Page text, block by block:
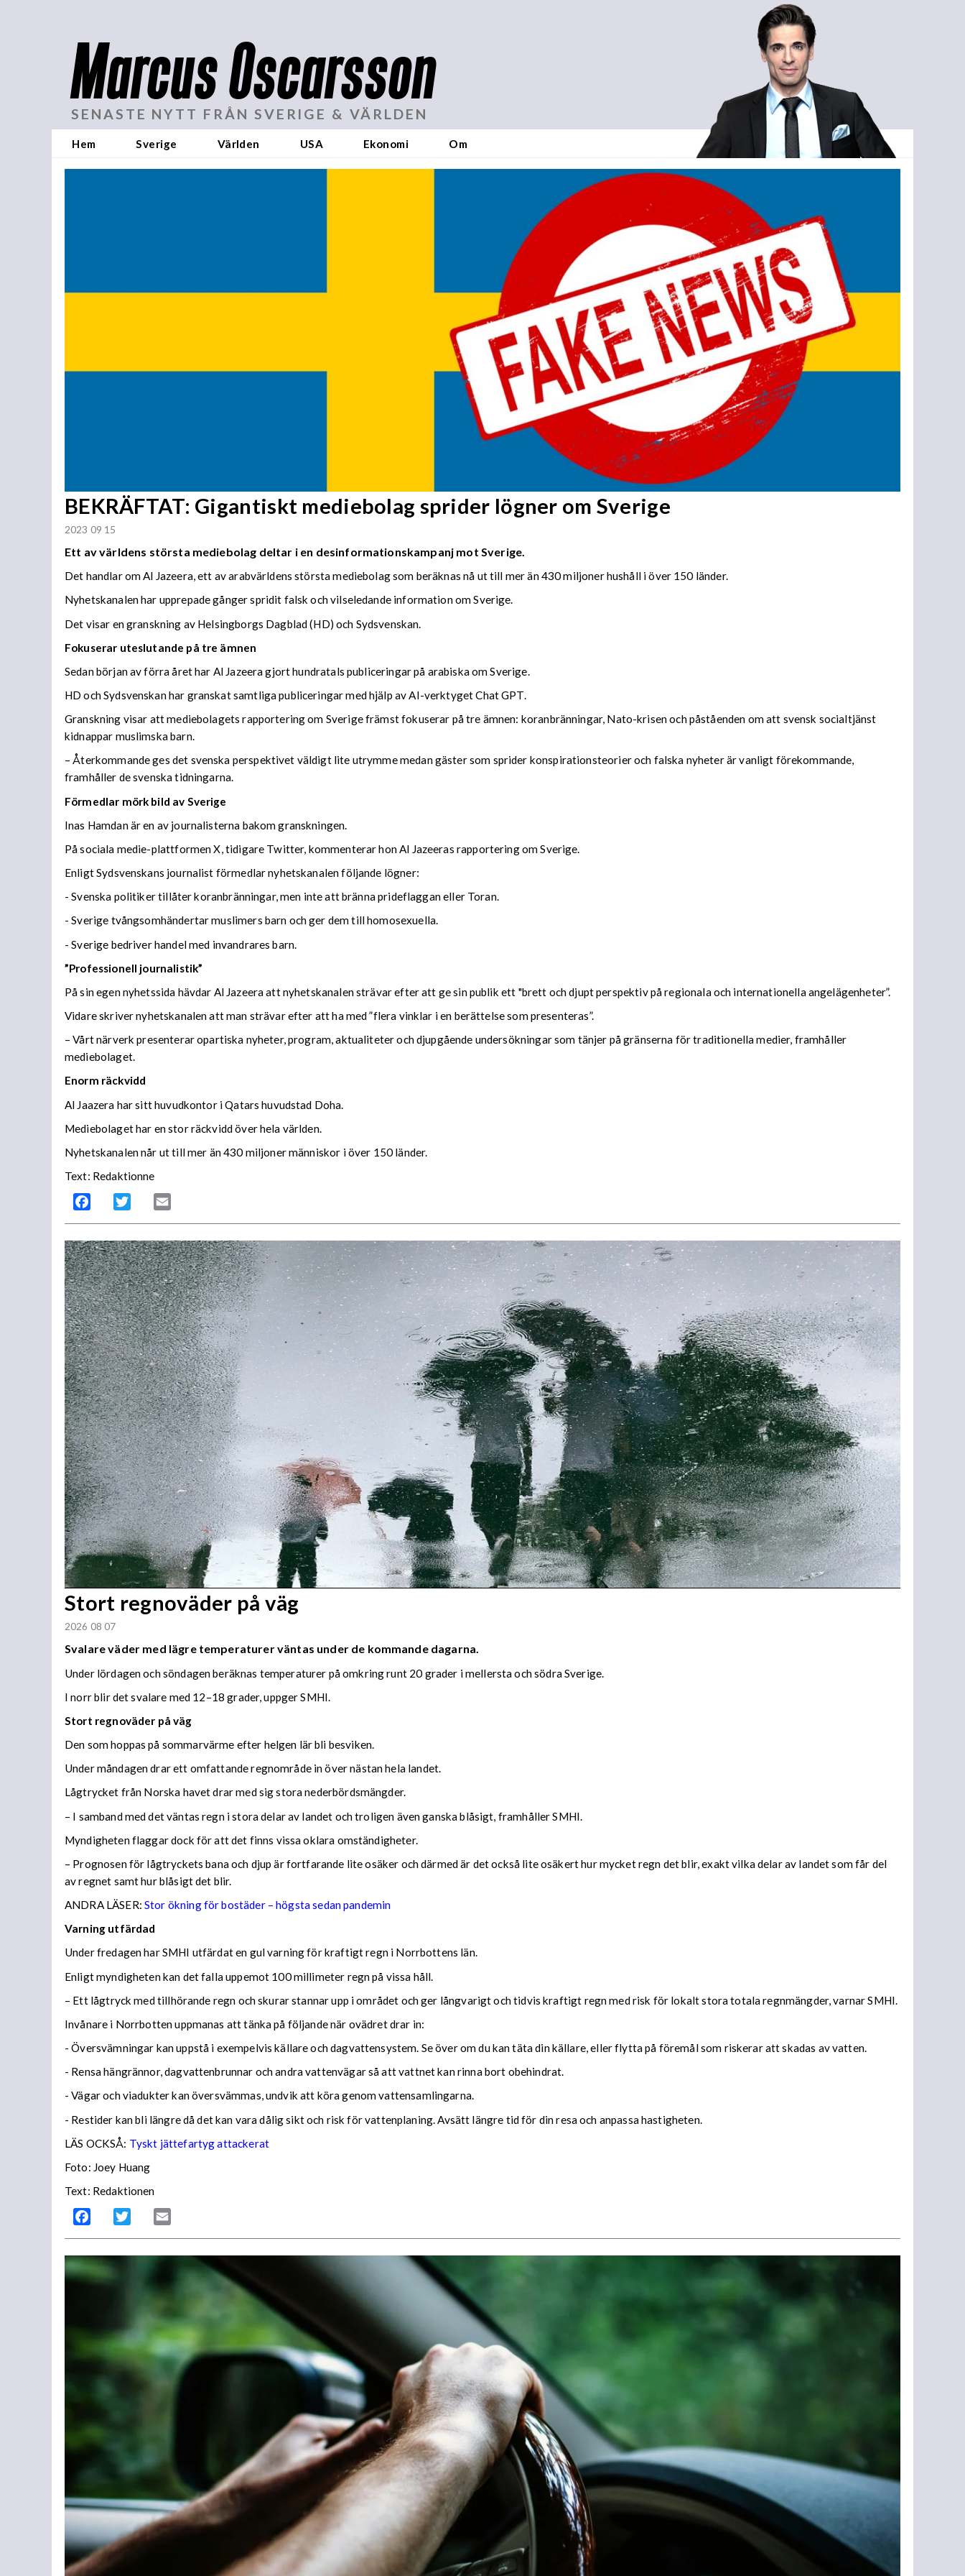
Marcus Oscarsson
SENASTE NYTT FRÅN SVERIGE & VÄRLDEN
Hem Sverige Världen USA Ekonomi Om
BEKRÄFTAT: Gigantiskt mediebolag sprider lögner om Sverige
2023 09 15
Ett av världens största mediebolag deltar i en desinformationskampanj mot Sverige.
Det handlar om Al Jazeera, ett av arabvärldens största mediebolag som beräknas nå ut till mer än 430 miljoner hushåll i över 150 länder.
Nyhetskanalen har upprepade gånger spridit falsk och vilseledande information om Sverige.
Det visar en granskning av Helsingborgs Dagblad (HD) och Sydsvenskan.
Fokuserar uteslutande på tre ämnen
Sedan början av förra året har Al Jazeera gjort hundratals publiceringar på arabiska om Sverige.
HD och Sydsvenskan har granskat samtliga publiceringar med hjälp av AI-verktyget Chat GPT.
Granskning visar att mediebolagets rapportering om Sverige främst fokuserar på tre ämnen: koranbränningar, Nato-krisen och påståenden om att svensk socialtjänst
kidnappar muslimska barn.
– Återkommande ges det svenska perspektivet väldigt lite utrymme medan gäster som sprider konspirationsteorier och falska nyheter är vanligt förekommande,
framhåller de svenska tidningarna.
Förmedlar mörk bild av Sverige
Inas Hamdan är en av journalisterna bakom granskningen.
På sociala medie-plattformen X, tidigare Twitter, kommenterar hon Al Jazeeras rapportering om Sverige.
Enligt Sydsvenskans journalist förmedlar nyhetskanalen följande lögner:
- Svenska politiker tillåter koranbränningar, men inte att bränna prideflaggan eller Toran.
- Sverige tvångsomhändertar muslimers barn och ger dem till homosexuella.
- Sverige bedriver handel med invandrares barn.
”Professionell journalistik”
På sin egen nyhetssida hävdar Al Jazeera att nyhetskanalen strävar efter att ge sin publik ett "brett och djupt perspektiv på regionala och internationella angelägenheter”.
Vidare skriver nyhetskanalen att man strävar efter att ha med ”flera vinklar i en berättelse som presenteras”.
– Vårt närverk presenterar opartiska nyheter, program, aktualiteter och djupgående undersökningar som tänjer på gränserna för traditionella medier, framhåller
mediebolaget.
Enorm räckvidd
Al Jaazera har sitt huvudkontor i Qatars huvudstad Doha.
Mediebolaget har en stor räckvidd över hela världen.
Nyhetskanalen når ut till mer än 430 miljoner människor i över 150 länder.
Text: Redaktionne
Facebook Twitter
Stort regnoväder på väg
2026 08 07
Svalare väder med lägre temperaturer väntas under de kommande dagarna.
Under lördagen och söndagen beräknas temperaturer på omkring runt 20 grader i mellersta och södra Sverige.
I norr blir det svalare med 12–18 grader, uppger SMHI.
Stort regnoväder på väg
Den som hoppas på sommarvärme efter helgen lär bli besviken.
Under måndagen drar ett omfattande regnområde in över nästan hela landet.
Lågtrycket från Norska havet drar med sig stora nederbördsmängder.
– I samband med det väntas regn i stora delar av landet och troligen även ganska blåsigt, framhåller SMHI.
Myndigheten flaggar dock för att det finns vissa oklara omständigheter.
– Prognosen för lågtryckets bana och djup är fortfarande lite osäker och därmed är det också lite osäkert hur mycket regn det blir, exakt vilka delar av landet som får del
av regnet samt hur blåsigt det blir.
ANDRA LÄSER: Stor ökning för bostäder – högsta sedan pandemin
Varning utfärdad
Under fredagen har SMHI utfärdat en gul varning för kraftigt regn i Norrbottens län.
Enligt myndigheten kan det falla uppemot 100 millimeter regn på vissa håll.
– Ett lågtryck med tillhörande regn och skurar stannar upp i området och ger långvarigt och tidvis kraftigt regn med risk för lokalt stora totala regnmängder, varnar SMHI.
Invånare i Norrbotten uppmanas att tänka på följande när ovädret drar in:
- Översvämningar kan uppstå i exempelvis källare och dagvattensystem. Se över om du kan täta din källare, eller flytta på föremål som riskerar att skadas av vatten.
- Rensa hängrännor, dagvattenbrunnar och andra vattenvägar så att vattnet kan rinna bort obehindrat.
- Vägar och viadukter kan översvämmas, undvik att köra genom vattensamlingarna.
- Restider kan bli längre då det kan vara dålig sikt och risk för vattenplaning. Avsätt längre tid för din resa och anpassa hastigheten.
LÄS OCKSÅ: Tyskt jättefartyg attackerat
Foto: Joey Huang
Text: Redaktionen
Facebook Twitter